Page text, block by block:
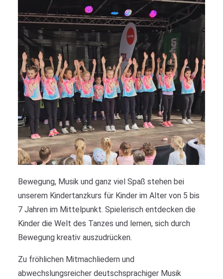
Bewegung, Musik und ganz viel Spaß stehen bei
unserem Kindertanzkurs für Kinder im Alter von 5 bis
7 Jahren im Mittelpunkt. Spielerisch entdecken die
Kinder die Welt des Tanzes und lernen, sich durch
Bewegung kreativ auszudrücken.
Zu fröhlichen Mitmachliedern und
abwechslungsreicher deutschsprachiger Musik